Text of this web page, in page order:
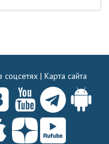
| Карта сайта